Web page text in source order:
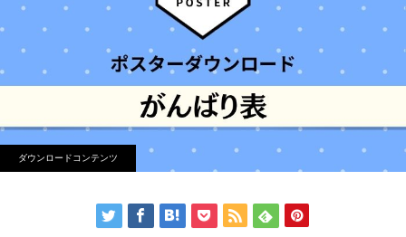
ダウンロードコンテンツ